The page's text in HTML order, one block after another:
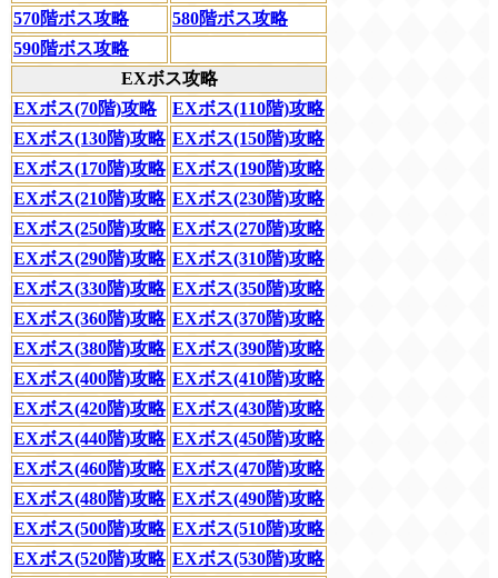
570階ボス攻略
580階ボス攻略
590階ボス攻略
EXボス攻略
EXボス(70階)攻略
EXボス(110階)攻略
EXボス(130階)攻略 EXボス(150階)攻略
EXボス(170階)攻略 EXボス(190階)攻略
EXボス(210階)攻略 EXボス(230階)攻略
EXボス(250階)攻略 EXボス(270階)攻略
EXボス(290階)攻略 EXボス(310階)攻略
EXボス(330階)攻略 EXボス(350階)攻略
EXボス(360階)攻略 EXボス(370階)攻略
EXボス(380階)攻略 EXボス(390階)攻略
EXボス(400階)攻略 EXボス(410階)攻略
EXボス(420階)攻略 EXボス(430階)攻略
EXボス(440階)攻略 EXボス(450階)攻略
EXボス(460階)攻略 EXボス(470階)攻略
EXボス(480階)攻略 EXボス(490階)攻略
EXボス(500階)攻略 EXボス(510階)攻略
EXボス(520階)攻略 EXボス(530階)攻略